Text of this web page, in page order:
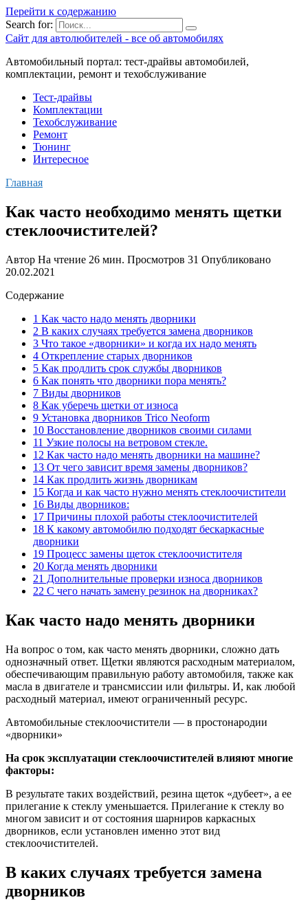
Перейти к содержанию
Search for:
Сайт для автолюбителей - все об автомобилях
Автомобильный портал: тест-драйвы автомобилей,
комплектации, ремонт и техобслуживание
Тест-драйвы
Комплектации
Техобслуживание
Ремонт
Тюнинг
Интересное
Главная
Как часто необходимо менять щетки
стеклоочистителей?
Автор На чтение 26 мин. Просмотров 31 Опубликовано
20.02.2021
Содержание
1 Как часто надо менять дворники
2 В каких случаях требуется замена дворников
3 Что такое «дворники» и когда их надо менять
4 Открепление старых дворников
5 Как продлить срок службы дворников
6 Как понять что дворники пора менять?
7 Виды дворников
8 Как уберечь щетки от износа
9 Установка дворников Trico Neoform
10 Восстановление дворников своими силами
11 Узкие полосы на ветровом стекле.
12 Как часто надо менять дворники на машине?
13 От чего зависит время замены дворников?
14 Как продлить жизнь дворникам
15 Когда и как часто нужно менять стеклоочистители
16 Виды дворников:
17 Причины плохой работы стеклоочистителей
18 К какому автомобилю подходят бескаркасные
дворники
19 Процесс замены щеток стеклоочистителя
20 Когда менять дворники
21 Дополнительные проверки износа дворников
22 С чего начать замену резинок на дворниках?
Как часто надо менять дворники
На вопрос о том, как часто менять дворники, сложно дать
однозначный ответ. Щетки являются расходным материалом,
обеспечивающим правильную работу автомобиля, также как
масла в двигателе и трансмиссии или фильтры. И, как любой
расходный материал, имеют ограниченный ресурс.
Автомобильные стеклоочистители — в простонародии
«дворники»
На срок эксплуатации стеклоочистителей влияют многие
факторы:
В результате таких воздействий, резина щеток «дубеет», а ее
прилегание к стеклу уменьшается. Прилегание к стеклу во
многом зависит и от состояния шарниров каркасных
дворников, если установлен именно этот вид
стеклоочистителей.
В каких случаях требуется замена
дворников